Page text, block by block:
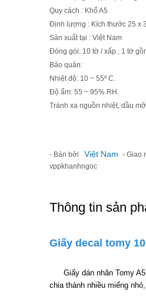
Quy cách : Khổ A5
Định lượng : Kích thước 25 x
Sản xuất tại : Việt Nam
Đóng gói: 10 tờ / xấp , 1 tờ
Bảo quản:
Nhiệt độ: 10 ~ 55º C.
Độ ẩm: 55 ~ 95% RH.
Tránh xa nguồn nhiệt, dầu
- Bán bởi Việt Nam - Giao
vppkhanhngoc
Thông tin sản
Giấy decal tomy
Giấy dán nhãn Tomy A5
chia thành nhiều miếng